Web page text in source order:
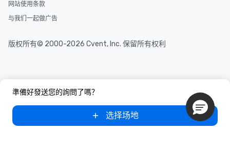
準備好發送您的詢問了嗎？
选择场地
网站使用条款
与我们一起做广告
版权所有© 2000-2026 Cvent, Inc. 保留所有权利